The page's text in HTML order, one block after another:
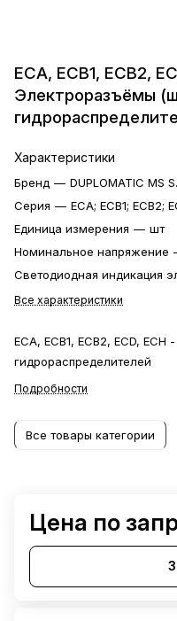
ECA, ECB1, ECB2,
Электроразъёмы
Характеристики
Бренд — DUPLOMATIC MS
Серия — ECA; ECB1; ECB2;
Единица измерения — шт
Номинальное напряжение
Светодиодная индикация
Все характеристики
ECA, ECB1, ECB2, ECD,
гидрораспределителей
Подробности
Все товары категории
Цена по